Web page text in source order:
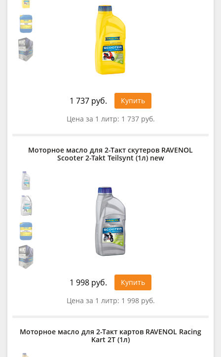
1 737 руб.
Купить
Цена за 1 литр: 1 737 руб.
Моторное масло для 2-Такт скутеров RAVENOL
Scooter 2-Takt Teilsynt (1л) new
1 998 руб.
Купить
Цена за 1 литр: 1 998 руб.
Моторное масло для 2-Такт картов RAVENOL Racing
Kart 2T (1л)